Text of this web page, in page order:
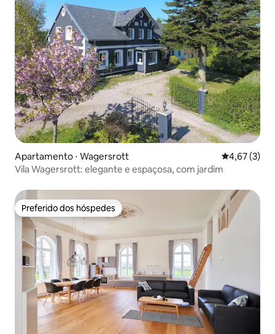
Apartamento ⋅ Wagersrott 4,67 de
4,67 (3)
Vila Wagersrott: elegante e espaçosa, com jardim
Preferido dos hóspedes
Preferido dos hóspedes